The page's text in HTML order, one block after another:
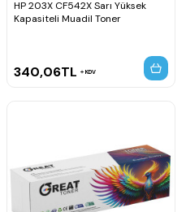
HP 203X CF542X Sarı Yüksek
Kapasiteli Muadil Toner
340,06TL KDV